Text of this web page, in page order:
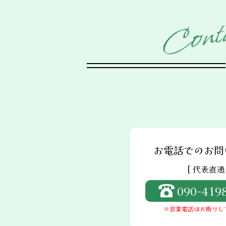
Cont
お電話でのお
[ 代表直
090-
※営業電話はお断りし